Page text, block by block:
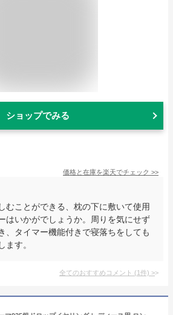
ショップでみる
価格と在庫を楽天でチェック >>
むことができる、枕の下に敷いて使用
はいかがでしょうか。周りを気にせず
、タイマー機能付きで寝落ちをしても
ます。
全てのおすすめコメント (1件) >